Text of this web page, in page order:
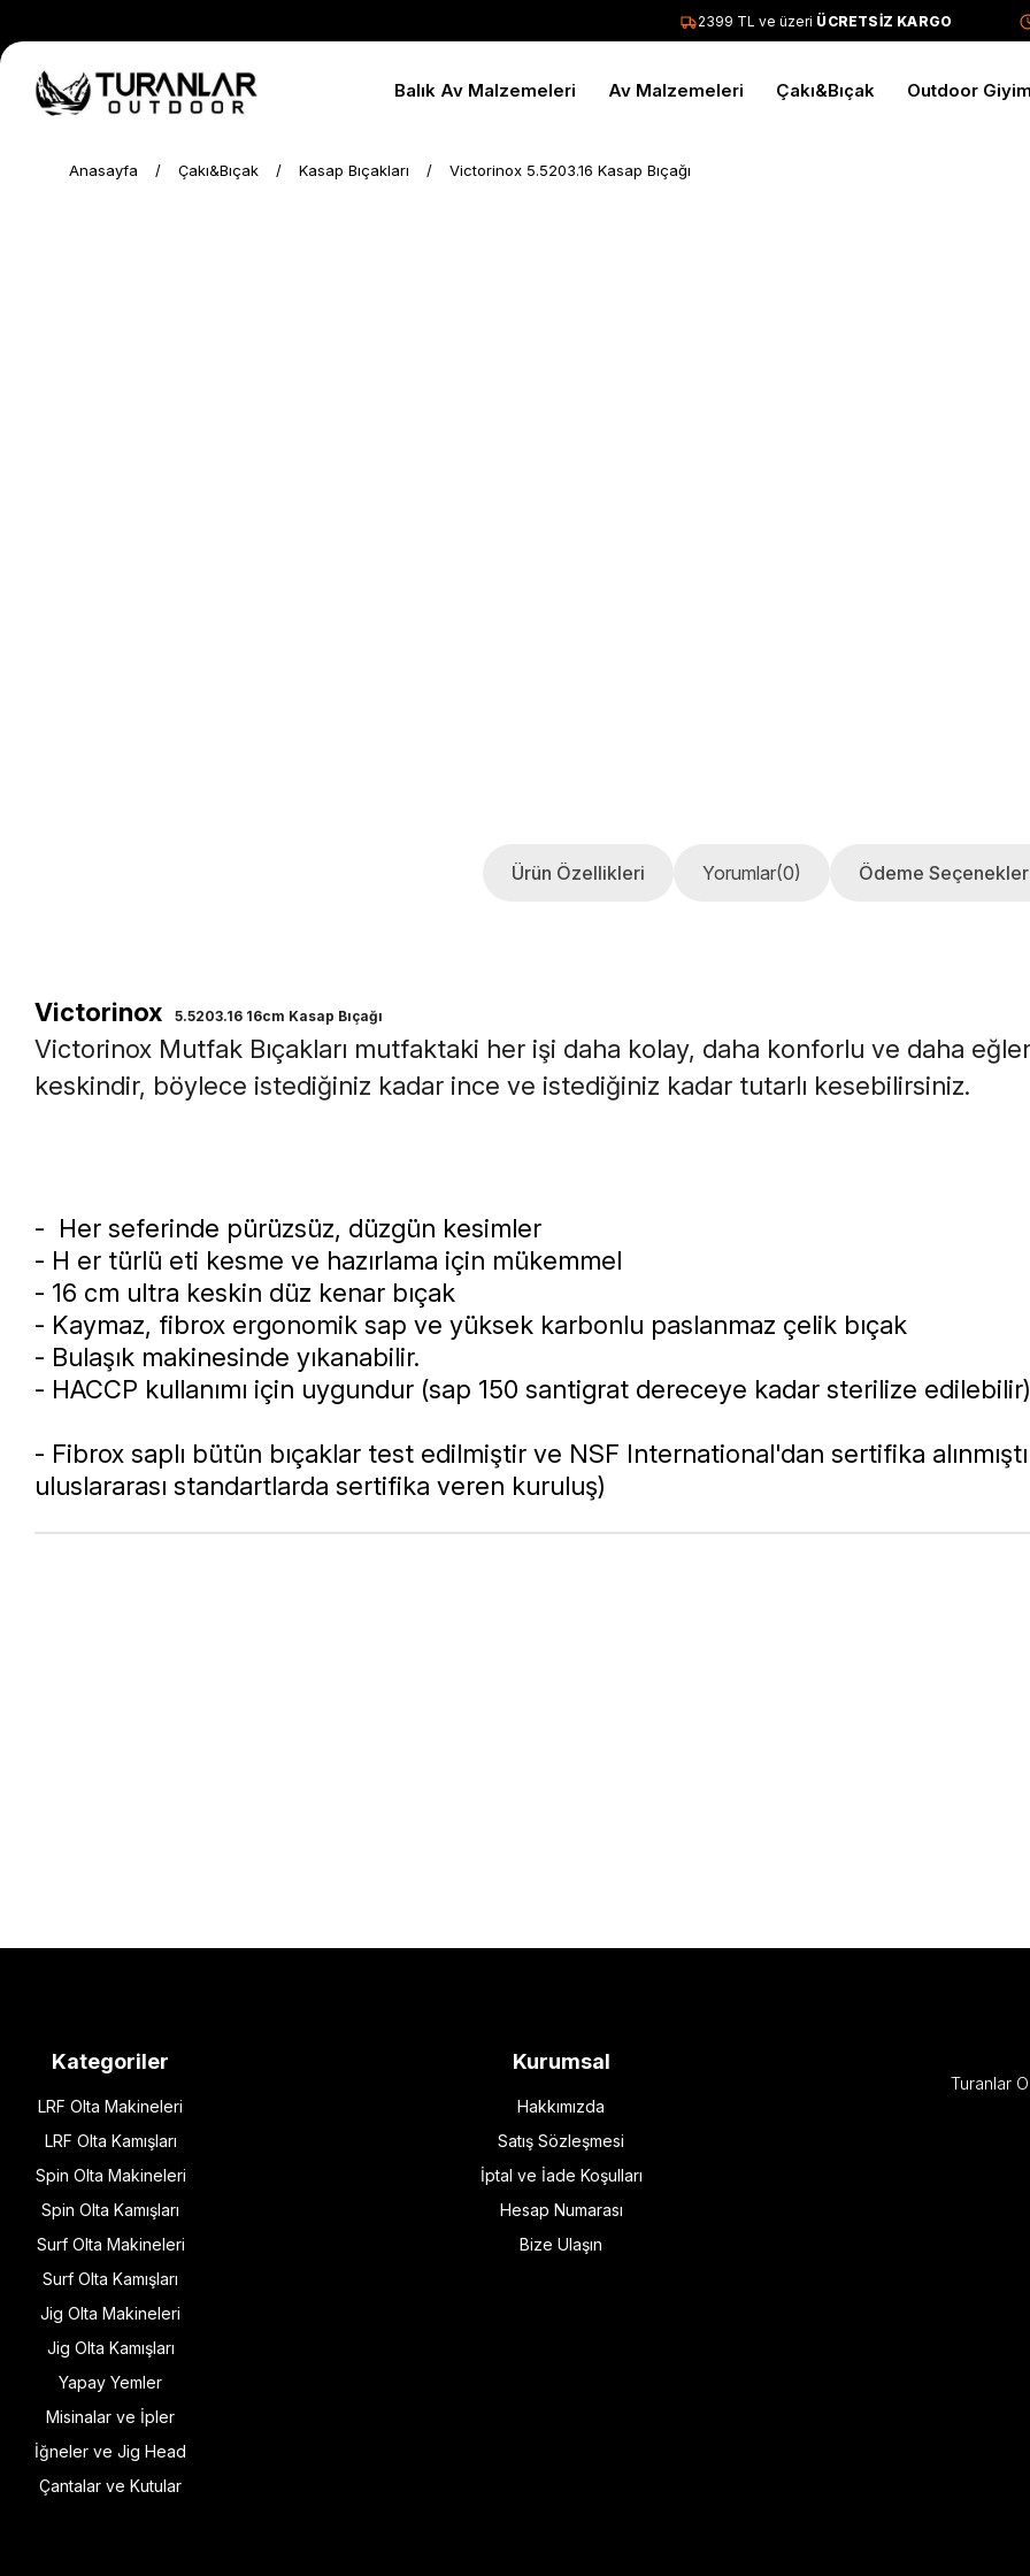
2399 TL ve üzeriÜCRETSİZ KARGO
Balık Av Malzemeleri Av Malzemeleri Çakı&Bıçak Outdoor
Anasayfa Çakı&Bıçak Kasap Bıçakları Victorinox 5.5203.16 Kasap Bıçağı
Ürün Özellikleri Yorumlar(0) Ödeme
​Victorinox 5.5203.16 16cm Kasap Bıçağı
Victorinox Mutfak Bıçakları mutfaktaki her işi daha kolay, daha konforlu ve daha
keskindir, böylece istediğiniz kadar ince ve istediğiniz kadar tutarlı kesebilirsiniz.
- Her seferinde pürüzsüz, düzgün kesimler
- H er türlü eti kesme ve hazırlama için mükemmel
- 16 cm ultra keskin düz kenar bıçak
- Kaymaz, fibrox ergonomik sap ve yüksek karbonlu paslanmaz çelik bıçak
- Bulaşık makinesinde yıkanabilir.
- HACCP kullanımı için uygundur (sap 150 santigrat dereceye kadar sterilize edilebilir)
- Fibrox saplı bütün bıçaklar test edilmiştir ve NSF International'dan sertifika
uluslararası standartlarda sertifika veren kuruluş)
Kategoriler
LRF Olta Makineleri
LRF Olta Kamışları
Spin Olta Makineleri
Spin Olta Kamışları
Surf Olta Makineleri
Surf Olta Kamışları
Jig Olta Makineleri
Jig Olta Kamışları
Yapay Yemler
Misinalar ve İpler
İğneler ve Jig Head
Çantalar ve Kutular
Kurumsal
Hakkımızda
Satış Sözleşmesi
İptal ve İade Koşulları
Hesap Numarası
Bize Ulaşın
Turanlar